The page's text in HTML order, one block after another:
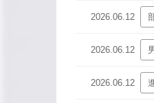
2026.06.12
2026.06.12
2026.06.12